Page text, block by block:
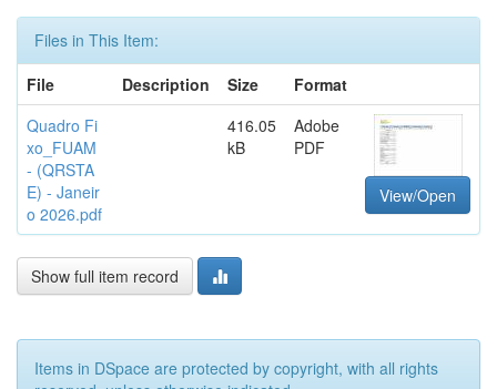
Files in This Item:
File
Description Size
Format
Quadro Fi
xo_FUAM
- (QRSTA
E) - Janeir
o 2026.pdf
416.05
kB
Adobe
PDF
View/Open
Show full item record
Items in DSpace are protected by copyright, with all rights